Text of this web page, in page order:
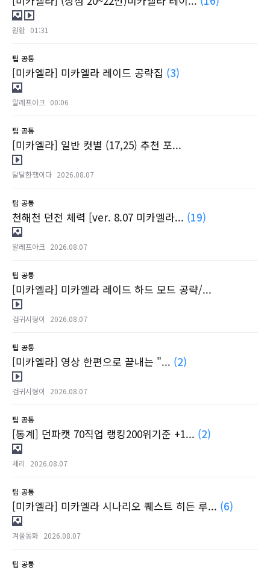
원환 01:31
팁 공통
[미카엘라] 미카엘라 레이드 공략집 (3)
알레프아크 00:06
팁 공통
[미카엘라] 일반 컷별 (17,25) 추천 포...
달달한잼이다 2026.08.07
팁 공통
천해천 던전 체력 [ver. 8.07 미카엘라... (19)
알레프아크 2026.08.07
팁 공통
[미카엘라] 미카엘라 레이드 하드 모드 공략/...
검귀시형이 2026.08.07
팁 공통
[미카엘라] 영상 한편으로 끝내는 "... (2)
검귀시형이 2026.08.07
팁 공통
[통계] 던파캣 70직업 랭킹200위기준 +1... (2)
체리 2026.08.07
팁 공통
[미카엘라] 미카엘라 시나리오 퀘스트 히든 루... (6)
겨울동화 2026.08.07
팁 공통